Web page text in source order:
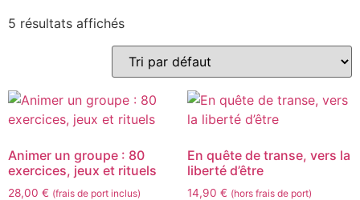
5 résultats affichés
Animer un groupe : 80
exercices, jeux et rituels
28,00 € (frais de port inclus)
En quête de transe, vers la
liberté d’être
14,90 € (hors frais de port)